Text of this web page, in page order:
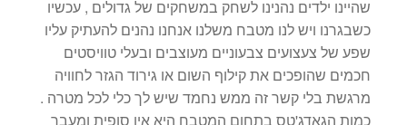
שהיינו ילדים נהנינו לשחק במשחקים של גדולים , עכשיו
כשבגרנו ויש לנו מטבח משלנו אנחנו נהנים להעתיק עליו
שפע של צעצועים צבעוניים מעוצבים ובעלי טוויסטים
חכמים שהופכים את קילוף השום או גירוד הגזר לחוויה
מרגשת בלי קשר זה ממש נחמד שיש לך כלי לכל מטרה .
כמות הגאדג'טס בתחום המטבח היא אין סופית ומעבר